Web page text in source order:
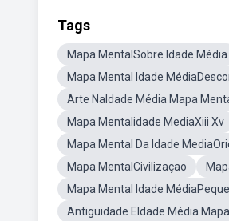
Tags
Mapa MentalSobre Idade Média
Mapa Mental Idade
Arte NaIdade Média Mapa
Mapa Mentalidade MediaXiii Xv
Mapa Mental Da Idade
Mapa MentalCivilizaçao
Mapa Mental Idade
Antiguidade EIdade Média